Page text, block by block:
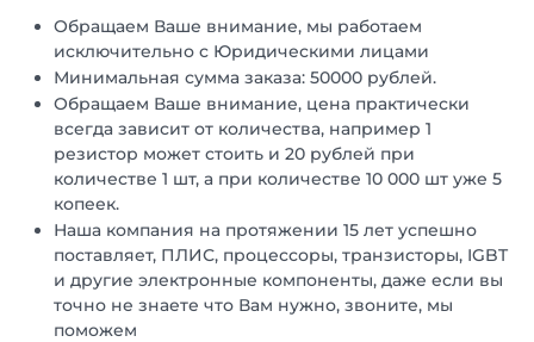
Обращаем Ваше внимание, мы работаем
исключительно с Юридическими лицами
Минимальная сумма заказа: 50000 рублей.
Обращаем Ваше внимание, цена практически
всегда зависит от количества, например 1
резистор может стоить и 20 рублей при
количестве 1 шт, а при количестве 10 000 шт уже 5
копеек.
Наша компания на протяжении 15 лет успешно
поставляет, ПЛИС, процессоры, транзисторы, IGBT
и другие электронные компоненты, даже если вы
точно не знаете что Вам нужно, звоните, мы
поможем